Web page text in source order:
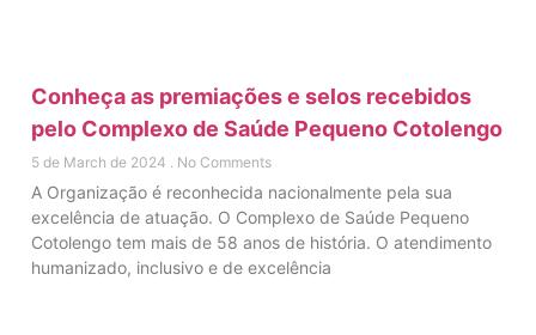
Conheça as premiações e selos recebidos
pelo Complexo de Saúde Pequeno Cotolengo
5 de March de 2024 No Comments
A Organização é reconhecida nacionalmente pela sua
excelência de atuação. O Complexo de Saúde Pequeno
Cotolengo tem mais de 58 anos de história. O atendimento
humanizado, inclusivo e de excelência